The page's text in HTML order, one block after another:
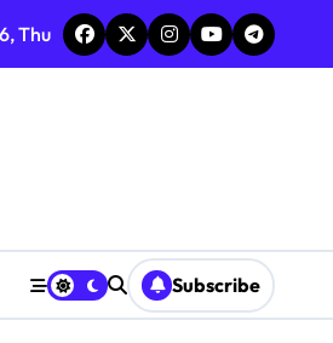
Thu
Subscribe